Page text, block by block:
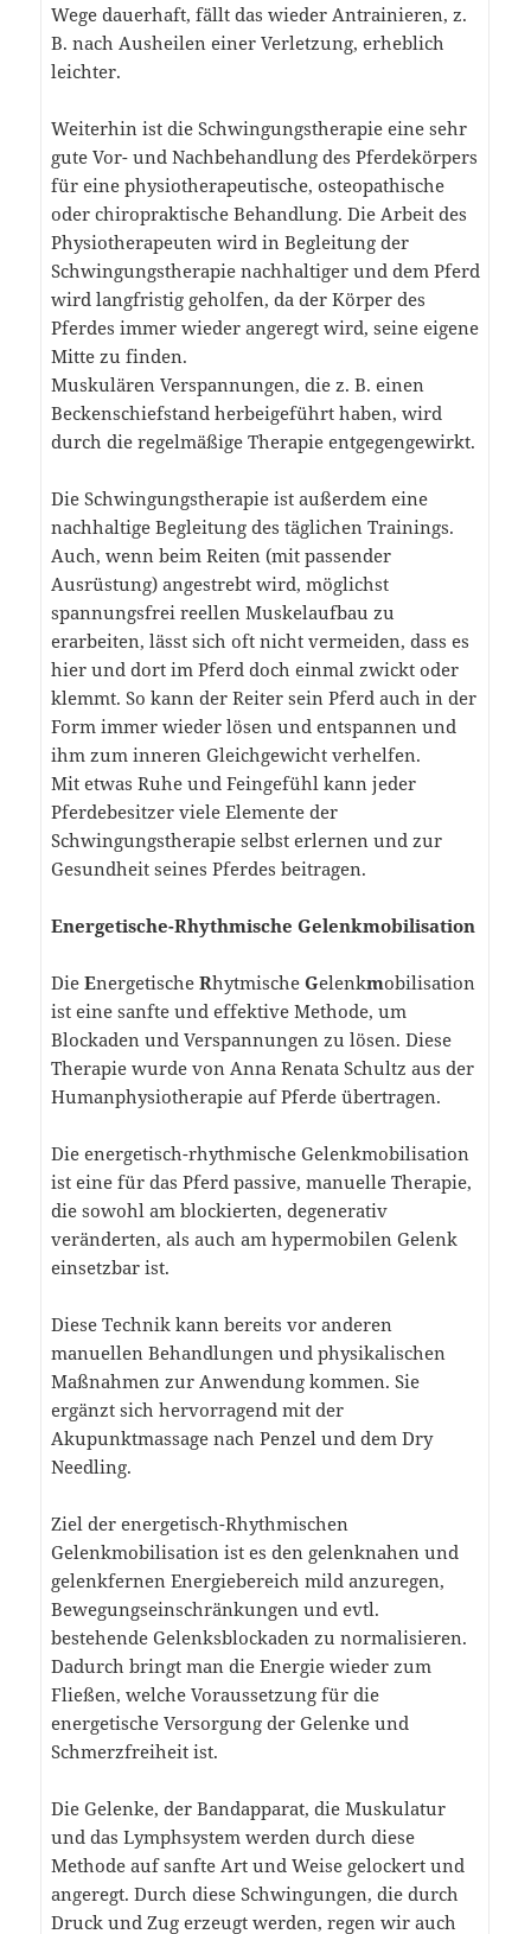
Wege dauerhaft, fällt das wieder Antrainieren, z.
B. nach Ausheilen einer Verletzung, erheblich
leichter.
Weiterhin ist die Schwingungstherapie eine sehr
gute Vor- und Nachbehandlung des Pferdekörpers
für eine physiotherapeutische, osteopathische
oder chiropraktische Behandlung. Die Arbeit des
Physiotherapeuten wird in Begleitung der
Schwingungstherapie nachhaltiger und dem Pferd
wird langfristig geholfen, da der Körper des
Pferdes immer wieder angeregt wird, seine eigene
Mitte zu finden.
Muskulären Verspannungen, die z. B. einen
Beckenschiefstand herbeigeführt haben, wird
durch die regelmäßige Therapie entgegengewirkt.
Die Schwingungstherapie ist außerdem eine
nachhaltige Begleitung des täglichen Trainings.
Auch, wenn beim Reiten (mit passender
Ausrüstung) angestrebt wird, möglichst
spannungsfrei reellen Muskelaufbau zu
erarbeiten, lässt sich oft nicht vermeiden, dass es
hier und dort im Pferd doch einmal zwickt oder
klemmt. So kann der Reiter sein Pferd auch in der
Form immer wieder lösen und entspannen und
ihm zum inneren Gleichgewicht verhelfen.
Mit etwas Ruhe und Feingefühl kann jeder
Pferdebesitzer viele Elemente der
Schwingungstherapie selbst erlernen und zur
Gesundheit seines Pferdes beitragen.
Energetische-Rhythmische Gelenkmobilisation
Die Energetische Rhytmische Gelenkmobilisation
ist eine sanfte und effektive Methode, um
Blockaden und Verspannungen zu lösen. Diese
Therapie wurde von Anna Renata Schultz aus der
Humanphysiotherapie auf Pferde übertragen.
Die energetisch-rhythmische Gelenkmobilisation
ist eine für das Pferd passive, manuelle Therapie,
die sowohl am blockierten, degenerativ
veränderten, als auch am hypermobilen Gelenk
einsetzbar ist.
Diese Technik kann bereits vor anderen
manuellen Behandlungen und physikalischen
Maßnahmen zur Anwendung kommen. Sie
ergänzt sich hervorragend mit der
Akupunktmassage nach Penzel und dem Dry
Needling.
Ziel der energetisch-Rhythmischen
Gelenkmobilisation ist es den gelenknahen und
gelenkfernen Energiebereich mild anzuregen,
Bewegungseinschränkungen und evtl.
bestehende Gelenksblockaden zu normalisieren.
Dadurch bringt man die Energie wieder zum
Fließen, welche Voraussetzung für die
energetische Versorgung der Gelenke und
Schmerzfreiheit ist.
Die Gelenke, der Bandapparat, die Muskulatur
und das Lymphsystem werden durch diese
Methode auf sanfte Art und Weise gelockert und
angeregt. Durch diese Schwingungen, die durch
Druck und Zug erzeugt werden, regen wir auch